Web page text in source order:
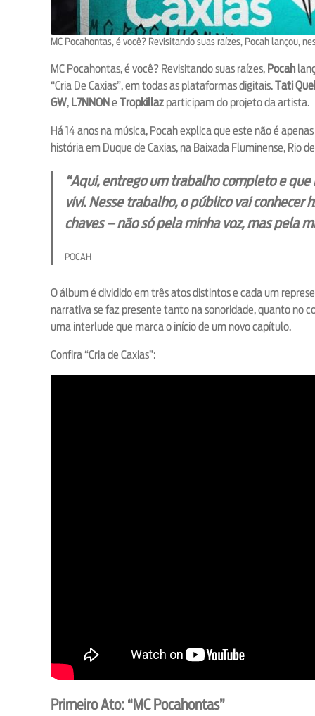
MC Pocahontas, é você? Revisitando suas raízes, Pocah lançou,
MC Pocahontas, é você? Revisitando suas raízes, Pocah
“Cria De Caxias”, em todas as plataformas digitais.Tati
GW, L7NNONe Tropkillaz participam do projeto da artista.
Há 14 anos na música, Pocah explica que este não é
história em Duque de Caxias, na Baixada Fluminense, Rio
“Aqui, entrego um trabalho completo e
vivi. Nesse trabalho, o público vai conhecer
chaves – não só pela minha voz, mas pela
POCAH
O álbum é dividido em três atos distintos e cada um
narrativa se faz presente tanto na sonoridade, quanto no
uma interlude que marca o início de um novo capítulo.
Confira “Cria de Caxias”:
Primeiro Ato: “MC Pocahontas”